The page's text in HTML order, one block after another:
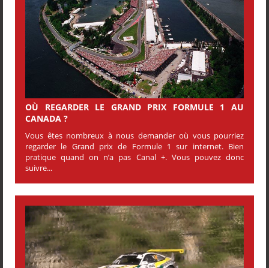
OÙ REGARDER LE GRAND PRIX FORMULE 1 AU
CANADA ?
Vous êtes nombreux à nous demander où vous pourriez
regarder le Grand prix de Formule 1 sur internet. Bien
pratique quand on n’a pas Canal +. Vous pouvez donc
suivre...